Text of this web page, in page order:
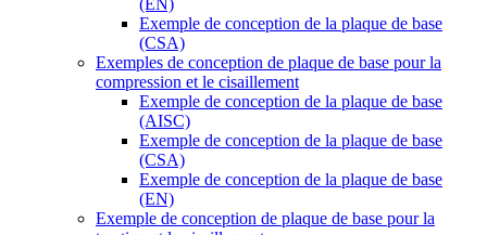
(EN)
Exemple de conception de la plaque de base
(CSA)
Exemples de conception de plaque de base pour la
compression et le cisaillement
Exemple de conception de la plaque de base
(AISC)
Exemple de conception de la plaque de base
(CSA)
Exemple de conception de la plaque de base
(EN)
Exemple de conception de plaque de base pour la